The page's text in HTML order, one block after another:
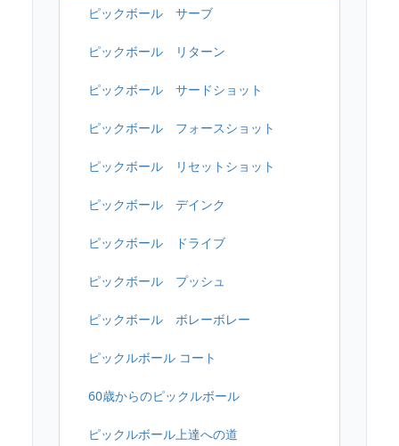
ピックボール サーブ
ピックボール リターン
ピックボール サードショット
ピックボール フォースショット
ピックボール リセットショット
ピックボール デインク
ピックボール ドライブ
ピックボール プッシュ
ピックボール ボレーボレー
ピックルボール コート
60歳からのピックルボール
ピックルボール上達への道